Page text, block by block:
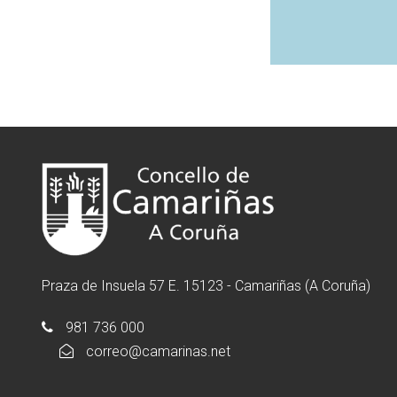
Praza de Insuela 57 E. 15123 - Camariñas (A Coruña)
981 736 000
correo@camarinas.net